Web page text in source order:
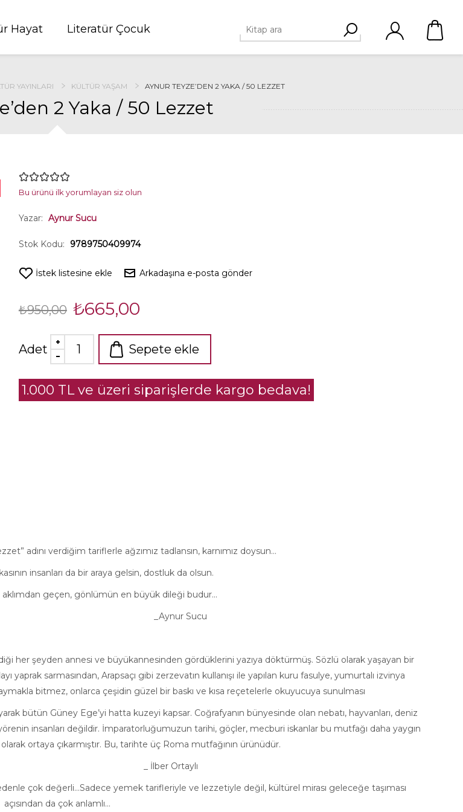
Hayat Literatür Çocuk
YAYINLARI KÜLTÜR YAŞAM AYNUR TEYZE’DEN 2 YAKA / 50 LEZZET
2 Yaka / 50 Lezzet
Bu ürünü ilk yorumlayan siz olun
Yazar: Aynur Sucu
Stok Kodu: 9789750409974
İstek listesine ekle Arkadaşına e-posta gönder
₺950,00 ₺665,00
Adet Sepete ekle
1.000 TL ve üzeri siparişlerde kargo bedava!
adını verdiğim tariflerle ağzımız tadlansın, karnımız doysun…
insanları da bir araya gelsin, dostluk da olsun.
aklımdan geçen, gönlümün en büyük dileği budur…
Sucu
her şeyden annesi ve büyükannesinden gördüklerini yazıya döktürmüş. Sözlü olarak yaşayan bir
sarmasından, Arapsaçı gibi zerzevatın kullanışı ile yapılan kuru fasulye, yumurtalı izvinya
bitmez, onlarca çeşidin güzel bir baskı ve kısa reçetelerle okuyucuya sunulması
bütün Güney Ege’yi hatta kuzeyi kapsar. Coğrafyanın bünyesinde olan nebatı, hayvanları, deniz
insanları değildir. İmparatorluğumuzun tarihi, göçler, mecburi iskanlar bu mutfağı daha yaygın
ortaya çıkarmıştır. Bu, tarihte üç Roma mutfağının ürünüdür.
Ortaylı
çok değerli…Sadece yemek tarifleriyle ve lezzetiyle değil, kültürel mirası geleceğe taşıması
açısından da çok anlamlı…